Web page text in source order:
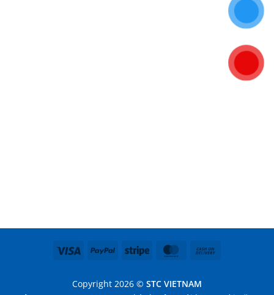
Visa PayPal Stripe MasterCard
Copyright 2026 © STC VIETNAM